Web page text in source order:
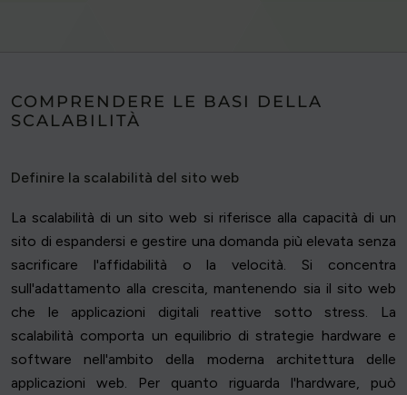
COMPRENDERE LE BASI DELLA
SCALABILITÀ
Definire la scalabilità del sito web
La scalabilità di un sito web si riferisce alla capacità di un
sito di espandersi e gestire una domanda più elevata senza
sacrificare l'affidabilità o la velocità. Si concentra
sull'adattamento alla crescita, mantenendo sia il sito web
che le applicazioni digitali reattive sotto stress. La
scalabilità comporta un equilibrio di strategie hardware e
software nell'ambito della moderna architettura delle
applicazioni web. Per quanto riguarda l'hardware, può